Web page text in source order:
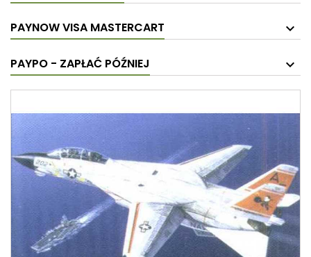
PAYNOW VISA MASTERCART
PAYPO - ZAPŁAĆ PÓŹNIEJ